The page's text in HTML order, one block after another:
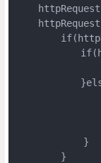
　　
　　　
　　
　　　
　　　
            }
        }